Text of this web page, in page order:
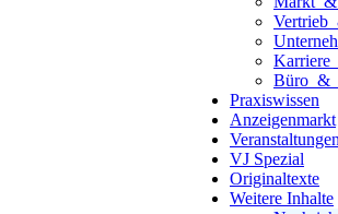
Vertrieb
Büro &
Praxiswissen
Anzeigenmarkt
Veranstaltungen
VJ Spezial
Originaltexte
Weitere Inhalte